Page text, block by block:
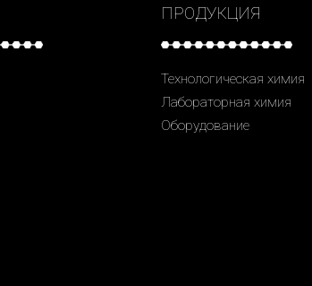
ПРОДУКЦИЯ
Технологическая химия
Лабораторная химия
Оборудование